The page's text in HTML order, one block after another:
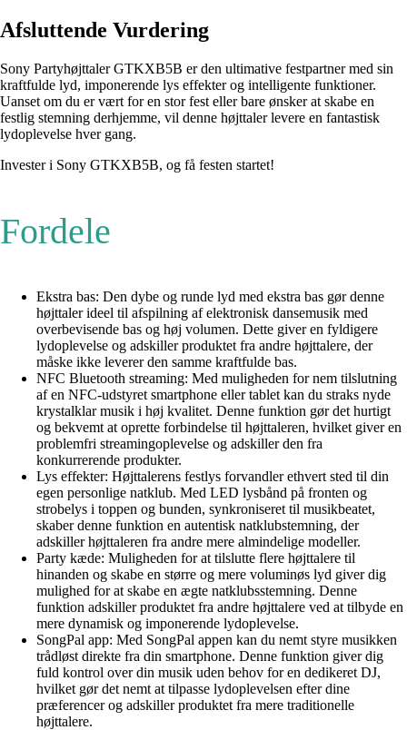
Afsluttende Vurdering
Sony Partyhøjttaler GTKXB5B er den ultimative festpartner med sin
kraftfulde lyd, imponerende lys effekter og intelligente funktioner.
Uanset om du er vært for en stor fest eller bare ønsker at skabe en
festlig stemning derhjemme, vil denne højttaler levere en fantastisk
lydoplevelse hver gang.
Invester i Sony GTKXB5B, og få festen startet!
Fordele
Ekstra bas: Den dybe og runde lyd med ekstra bas gør denne
højttaler ideel til afspilning af elektronisk dansemusik med
overbevisende bas og høj volumen. Dette giver en fyldigere
lydoplevelse og adskiller produktet fra andre højttalere, der
måske ikke leverer den samme kraftfulde bas.
NFC Bluetooth streaming: Med muligheden for nem tilslutning
af en NFC-udstyret smartphone eller tablet kan du straks nyde
krystalklar musik i høj kvalitet. Denne funktion gør det hurtigt
og bekvemt at oprette forbindelse til højttaleren, hvilket giver en
problemfri streamingoplevelse og adskiller den fra
konkurrerende produkter.
Lys effekter: Højttalerens festlys forvandler ethvert sted til din
egen personlige natklub. Med LED lysbånd på fronten og
strobelys i toppen og bunden, synkroniseret til musikbeatet,
skaber denne funktion en autentisk natklubstemning, der
adskiller højttaleren fra andre mere almindelige modeller.
Party kæde: Muligheden for at tilslutte flere højttalere til
hinanden og skabe en større og mere voluminøs lyd giver dig
mulighed for at skabe en ægte natklubsstemning. Denne
funktion adskiller produktet fra andre højttalere ved at tilbyde en
mere dynamisk og imponerende lydoplevelse.
SongPal app: Med SongPal appen kan du nemt styre musikken
trådløst direkte fra din smartphone. Denne funktion giver dig
fuld kontrol over din musik uden behov for en dedikeret DJ,
hvilket gør det nemt at tilpasse lydoplevelsen efter dine
præferencer og adskiller produktet fra mere traditionelle
højttalere.